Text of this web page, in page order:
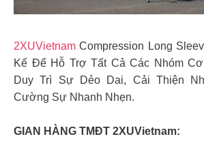
2XUVietnam Compression Long
Kế Để Hỗ Trợ Tất Cả Các Nhóm
Duy Trì Sự Dẻo Dai, Cải Thiện
Cường Sự Nhanh Nhẹn.
GIAN HÀNG TMĐT 2XUVietnam: